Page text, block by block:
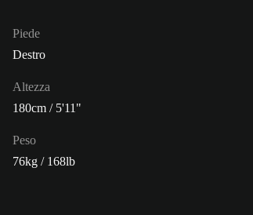
Piede
Destro
Altezza
180cm / 5'11"
Peso
76kg / 168lb